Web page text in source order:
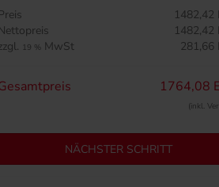
1482,42
1482,42
19 % MwSt 281,66
1764,08
(inkl.
NÄCHSTER SCHRITT